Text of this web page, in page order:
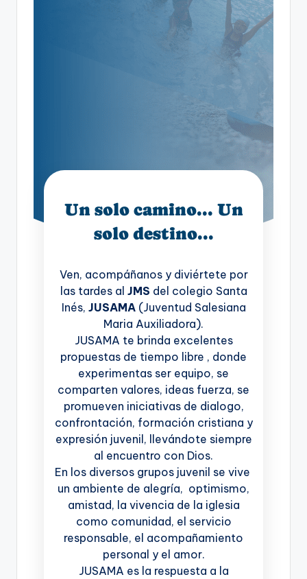
Un solo camino... Un
solo destino...
Ven, acompáñanos y diviértete por
las tardes al JMS del colegio Santa
Inés, JUSAMA (Juventud Salesiana
Maria Auxiliadora).
JUSAMA te brinda excelentes
propuestas de tiempo libre , donde
experimentas ser equipo, se
comparten valores, ideas fuerza, se
promueven iniciativas de dialogo,
confrontación, formación cristiana y
expresión juvenil, llevándote siempre
al encuentro con Dios.
En los diversos grupos juvenil se vive
un ambiente de alegría, optimismo,
amistad, la vivencia de la iglesia
como comunidad, el servicio
responsable, el acompañamiento
personal y el amor.
JUSAMA es la respuesta a la